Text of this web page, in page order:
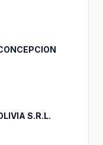
S.R.L.